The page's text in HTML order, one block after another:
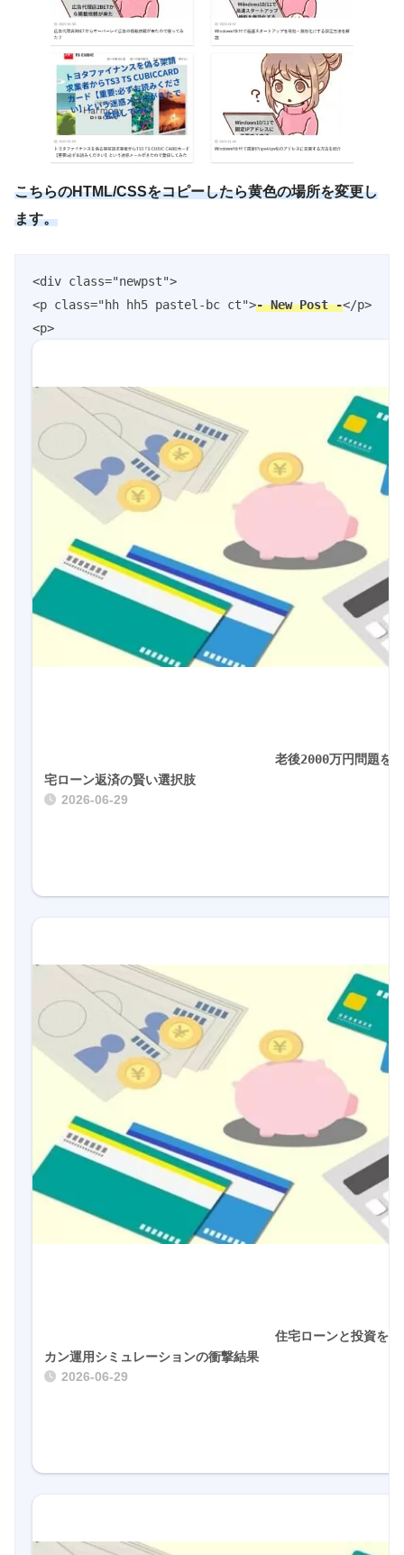
こちらのHTML/CSSをコピーしたら黄色の場所を変更し
ます。
<div class="newpst">
<p class="hh hh5 pastel-bc ct">- New Post -</p>
<p>
宅ローン返済の賢い選択肢
2026-06-29
カン運用シミュレーション
2026-06-29